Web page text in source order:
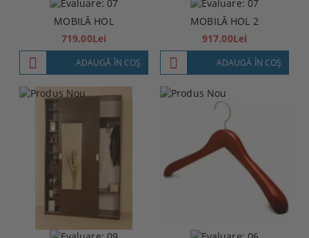
MOBILĂ HOL
719.00Lei
ADAUGĂ ÎN COŞ
MOBILĂ HOL 2
917.00Lei
ADAUGĂ ÎN COŞ